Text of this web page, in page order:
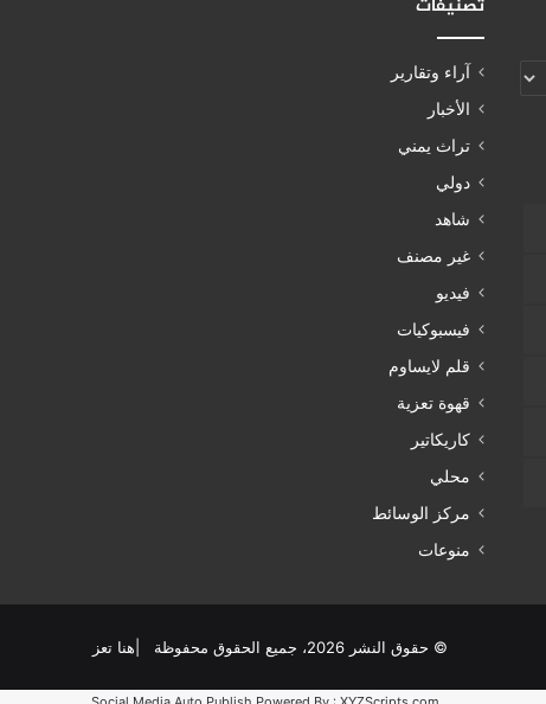
تصنيفات
آراء وتقارير
الأخبار
تراث يمني
دولي
شاهد
غير مصنف
فيديو
فيسبوكيات
قلم لايساوم
قهوة تعزية
كاريكاتير
محلي
مركز الوسائط
منوعات
© حقوق النشر 2026، جميع الحقوق محفوظة |هنا تعز